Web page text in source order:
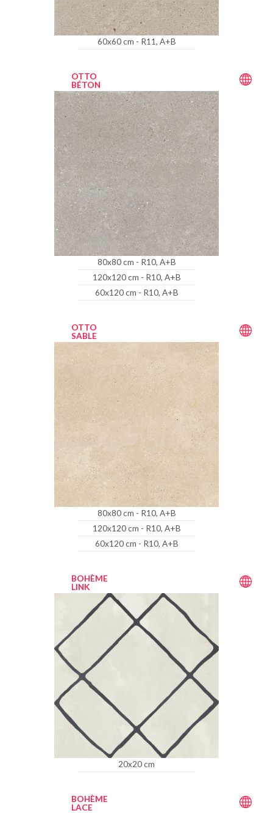
60x60 cm - R11, A+B
OTTO
BÉTON
80x80 cm - R10, A+B
120x120 cm - R10, A+B
60x120 cm - R10, A+B
OTTO
SABLE
80x80 cm - R10, A+B
120x120 cm - R10, A+B
60x120 cm - R10, A+B
BOHÈME
LINK
20x20 cm
BOHÈME
LACE